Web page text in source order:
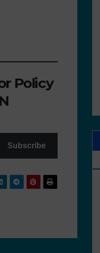
Policy
Subscribe